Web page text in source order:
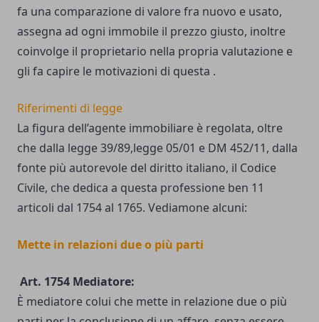
fa una comparazione di valore fra nuovo e usato,
assegna ad ogni immobile il prezzo giusto, inoltre
coinvolge il proprietario nella propria valutazione e
gli fa capire le motivazioni di questa .
Riferimenti di legge
La figura dell’agente immobiliare è regolata, oltre
che dalla legge 39/89,legge 05/01 e DM 452/11, dalla
fonte più autorevole del diritto italiano, il Codice
Civile, che dedica a questa professione ben 11
articoli dal 1754 al 1765. Vediamone alcuni:
Mette in relazioni due o più parti
Art. 1754 Mediatore:
È mediatore colui che mette in relazione due o più